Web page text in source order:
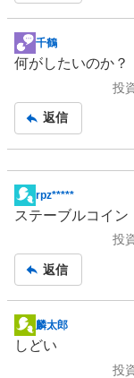
掲
示
事
千鶴
何がしたいのか？
投
返信
掲
示
事
rpz*****
ステーブルコイン
投
返信
掲
示
麟太郎
しどい
投